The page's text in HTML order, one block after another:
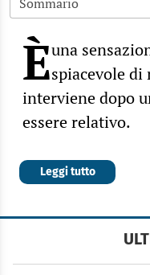
Èuna
spiacevole di
interviene dopo
essere relativo.
Leggi tutto